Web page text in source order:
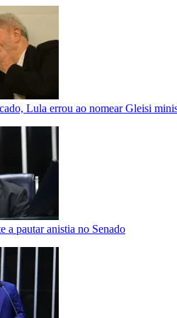
Lula errou ao nomear Gleisi
a pautar anistia no Senado